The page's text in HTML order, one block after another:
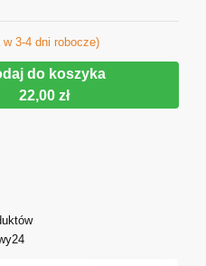
3-4 dni robocze)
do koszyka
22,00 zł